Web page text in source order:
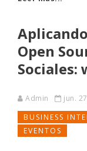
Open
Sociales:
Admin jun.
BUSINESS
EVENTOS